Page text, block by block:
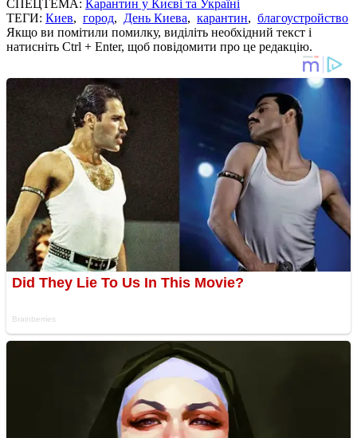
СПЕЦТЕМА: Карантин у Києві та Україні
ТЕГИ: Киев, город, День Киева, карантин, благоустройство
Якщо ви помітили помилку, виділіть необхідний текст і
натисніть Ctrl + Enter, щоб повідомити про це редакцію.